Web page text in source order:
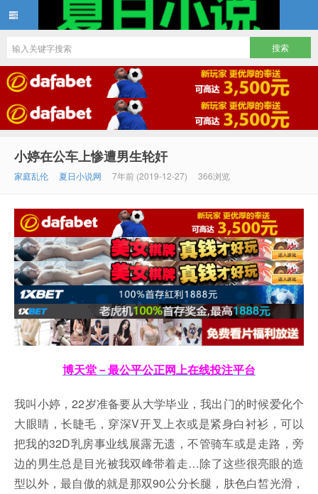
夏日小说
小婷在公车上惨遭男生轮奸
家庭乱伦 夏日小说网 7年前 (2019-12-27) 366浏览
博天堂－最公平公正网上在线投注平台
我叫小婷，22岁准备要从大学毕业，我出门的时候爱化个
大眼睛，长睫毛，穿深V开叉上衣或是紧身白衬衫，可以
把我的32D乳房事业线展露无遗，不管骑车或是走路，旁
边的男生总是目光被我双峰带着走…除了这些很亮眼的造
型以外，最自傲的就是那双90公分长腿，肤色白皙光滑，